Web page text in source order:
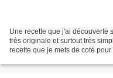
Une recette que j'ai découverte
très originale et surtout très
recette que je mets de coté